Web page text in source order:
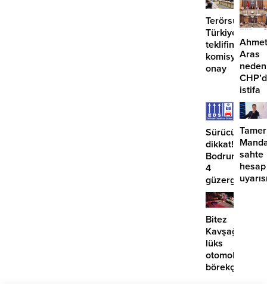
proje
Terörsüz
Türkiye
teklifine
komisyondan
onay
Ahmet
Aras
neden
istifa
Sürücüler
dikkat!
Bodrum’da
4
güzergahta
EDS
başlıyor
Tamer
sahte
hesap
Bitez
Kavşağı’nda
lüks
otomobil
börekçiye